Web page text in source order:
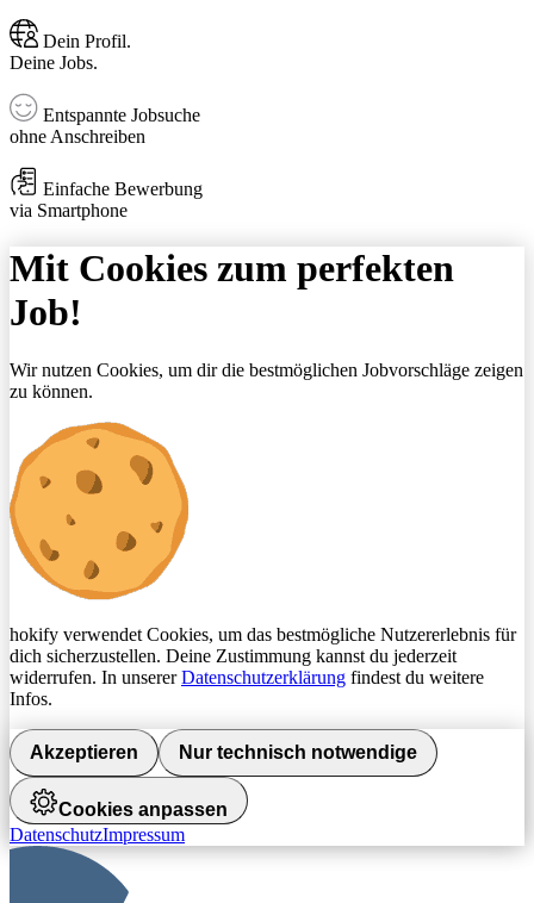
Dein Profil.
Deine Jobs.
Entspannte Jobsuche
ohne Anschreiben
Einfache Bewerbung
via Smartphone
Mit Cookies zum perfekten
Job!
Wir nutzen Cookies, um dir die bestmöglichen Jobvorschläge zeigen
zu können.
hokify verwendet Cookies, um das bestmögliche Nutzererlebnis für
dich sicherzustellen. Deine Zustimmung kannst du jederzeit
widerrufen. In unsererDatenschutzerklärung findest du weitere
Infos.
Akzeptieren Nur technisch notwendige
Cookies anpassen
DatenschutzImpressum